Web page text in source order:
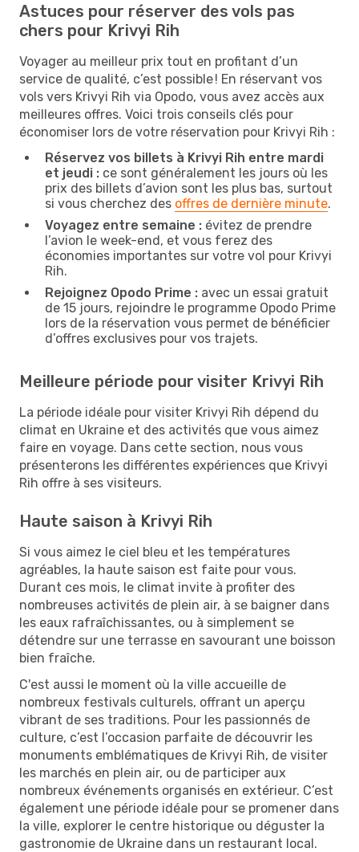
Astuces pour réserver des vols pas
chers pour Krivyi Rih
Voyager au meilleur prix tout en profitant d’un
service de qualité, c’est possible ! En réservant vos
vols vers Krivyi Rih via Opodo, vous avez accès aux
meilleures offres. Voici trois conseils clés pour
économiser lors de votre réservation pour Krivyi Rih :
Réservez vos billets à Krivyi Rih entre mardi
et jeudi : ce sont généralement les jours où les
prix des billets d’avion sont les plus bas, surtout
si vous cherchez des offres de dernière minute.
Voyagez entre semaine : évitez de prendre
l’avion le week-end, et vous ferez des
économies importantes sur votre vol pour Krivyi
Rih.
Rejoignez Opodo Prime : avec un essai gratuit
de 15 jours, rejoindre le programme Opodo Prime
lors de la réservation vous permet de bénéficier
d’offres exclusives pour vos trajets.
Meilleure période pour visiter Krivyi Rih
La période idéale pour visiter Krivyi Rih dépend du
climat en Ukraine et des activités que vous aimez
faire en voyage. Dans cette section, nous vous
présenterons les différentes expériences que Krivyi
Rih offre à ses visiteurs.
Haute saison à Krivyi Rih
Si vous aimez le ciel bleu et les températures
agréables, la haute saison est faite pour vous.
Durant ces mois, le climat invite à profiter des
nombreuses activités de plein air, à se baigner dans
les eaux rafraîchissantes, ou à simplement se
détendre sur une terrasse en savourant une boisson
bien fraîche.
C'est aussi le moment où la ville accueille de
nombreux festivals culturels, offrant un aperçu
vibrant de ses traditions. Pour les passionnés de
culture, c’est l’occasion parfaite de découvrir les
monuments emblématiques de Krivyi Rih, de visiter
les marchés en plein air, ou de participer aux
nombreux événements organisés en extérieur. C’est
également une période idéale pour se promener dans
la ville, explorer le centre historique ou déguster la
gastronomie de Ukraine dans un restaurant local.